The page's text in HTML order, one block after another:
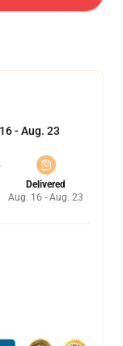
- Aug. 23
Delivered
Aug. 16 - Aug. 23